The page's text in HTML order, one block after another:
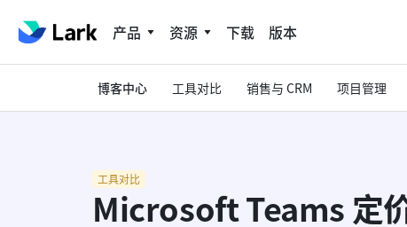
产品 资源 下载 版本
博客中心 工具对比 销售与 CRM 项目管理
工具对比
Microsoft Teams 定